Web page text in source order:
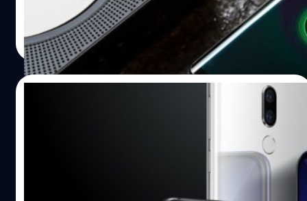
หรือ USB-C เลย มีรูแค่รูไมโครโฟนเท่านั้น และแม้แต่ถาดซิมก็
ไม่มี เพราะใช้ระบบ eSIM เท่านั้น ส่วนการชาร์จ รองรับแต่การ
ชาร์จไร้สายเท่านั้น ส่วนปุ่มนั้นก็ไม่ได้ใช้ปุ่มกดจริงๆ แต่เป็นปุ่ม
สัมผัสเสมือน แต่ได้จำลองให้รู้สึกเหมือนปุ่มจริง เหมือนกับที่
ใช้ใน HTC U12 Plus ส่วนหน้าจอใช้จอแสดงผล AMOLED
ขนาด 5.99 นิ้วและเป็นลำโพงได้ด้วย (เหมือนกับเทคโนโลยี
Samsung Sound on Display) หมายความว่าจะไม่มีลำโพงแต่
ส่งเสียงได้ น่าสนใจว่ารุ่นนี้จะทำออกมาขายแล้วผลตอบรับเป็น
อย่างไร และอนาคตอันใกล้นี้จะมียี่ห้ออื่นทำตามหรือไม่
ณัชธนัท จุโฬทก| 2753 days ago
Read More
เปิดตัว Meizu X8 เข้าร่วมวงการรอยบาก แรง
เมื่อวาน Meizu เปิดตัวสมาร์ทโฟนทั้งหมดสามรุ่น ได้แก่ Meizu